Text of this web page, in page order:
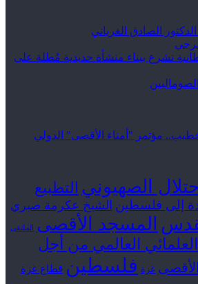
الصهيوني التطبيع
إلى فلسطين الشيخ عكرمة صبري
المسجد الأقصى الملتقى
العالمي من أجل
غزة فلسطين قطاع غزة